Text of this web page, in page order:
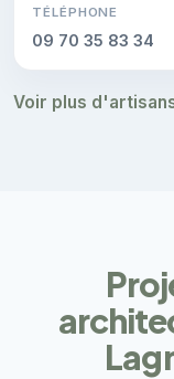
TÉLÉPHONE
09 70 35 83 34
Voir plus